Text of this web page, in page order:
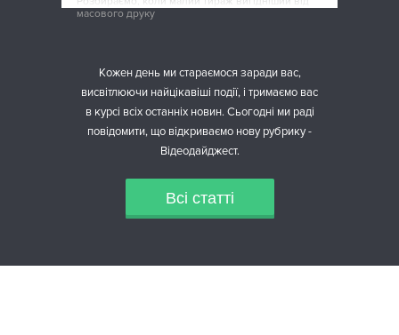
масового друку
Кожен день ми стараємося заради вас,
висвітлюючи найцікавіші події, і тримаємо вас
в курсі всіх останніх новин. Сьогодні ми раді
повідомити, що відкриваємо нову рубрику -
Відеодайджест.
Всі статті